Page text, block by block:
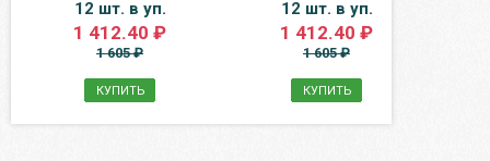
12 шт. в уп.
1 412.40 ₽
1 605 ₽
КУПИТЬ
12 шт. в уп.
1 412.40 ₽
1 605 ₽
КУПИТЬ